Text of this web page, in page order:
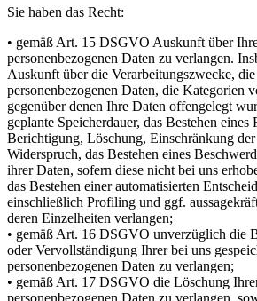
Sie haben das Recht:
• gemäß Art. 15 DSGVO Auskunft über
personenbezogenen Daten zu verlangen.
Auskunft über die Verarbeitungszwecke,
personenbezogenen Daten, die Kategorien
gegenüber denen Ihre Daten offengelegt
geplante Speicherdauer, das Bestehen eines
Berichtigung, Löschung, Einschränkung
Widerspruch, das Bestehen eines
ihrer Daten, sofern diese nicht bei uns
das Bestehen einer automatisierten
einschließlich Profiling und ggf.
deren Einzelheiten verlangen;
• gemäß Art. 16 DSGVO unverzüglich die
oder Vervollständigung Ihrer bei uns
personenbezogenen Daten zu verlangen;
• gemäß Art. 17 DSGVO die Löschung
personenbezogenen Daten zu verlangen,